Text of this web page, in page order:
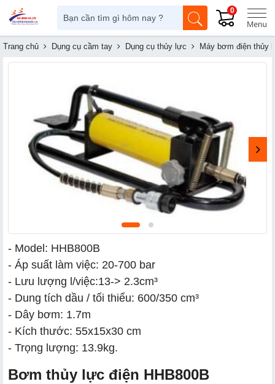
0
Trang chủ Dụng cụ cầm tay Dụng cụ thủy lực Máy bơm điện thủy
- Model: HHB800B
- Áp suất làm việc: 20-700 bar
- Lưu lượng l/việc:13-> 2.3cm³
- Dung tích dầu / tối thiểu: 600/350 cm³
- Dây bơm: 1.7m
- Kích thước: 55x15x30 cm
- Trọng lượng: 13.9kg.
Bơm thủy lực điện HHB800B